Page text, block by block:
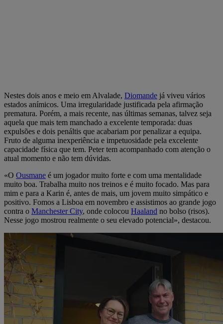
Nestes dois anos e meio em Alvalade, Diomande já viveu vários
estados anímicos. Uma irregularidade justificada pela afirmação
prematura. Porém, a mais recente, nas últimas semanas, talvez seja
aquela que mais tem manchado a excelente temporada: duas
expulsões e dois penáltis que acabariam por penalizar a equipa.
Fruto de alguma inexperiência e impetuosidade pela excelente
capacidade física que tem. Peter tem acompanhado com atenção o
atual momento e não tem dúvidas.
«O Ousmane é um jogador muito forte e com uma mentalidade
muito boa. Trabalha muito nos treinos e é muito focado. Mas para
mim e para a Karin é, antes de mais, um jovem muito simpático e
positivo. Fomos a Lisboa em novembro e assistimos ao grande jogo
contra o Manchester City, onde colocou Haaland no bolso (risos).
Nesse jogo mostrou realmente o seu elevado potencial», destacou.